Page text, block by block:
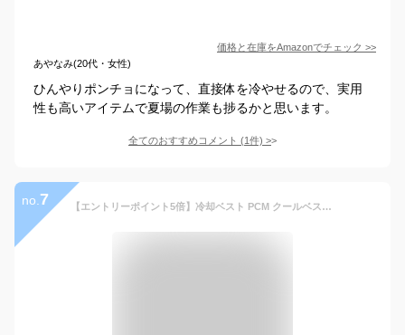
価格と在庫をAmazonでチェック >>
あやなみ(20代・女性)
ひんやりポンチョになって、直接体を冷やせるので、実用
性も高いアイテムで夏場の作業も捗るかと思います。
全てのおすすめコメント (1件) >
no. 7 【エントリーポイント5倍】冷却ベスト PCM クールベスト 熱中症対策 UVカット【28度以下自然凍結&薄型】繰り返し使用可能 取り外し可能 軽量 省エネ 結露しない 冷却 ひんやり 作業用 暑さ対策 仕事 通勤 通学 屋外作業 アウトサイド 長時間 身を冷やす 暑さ対策